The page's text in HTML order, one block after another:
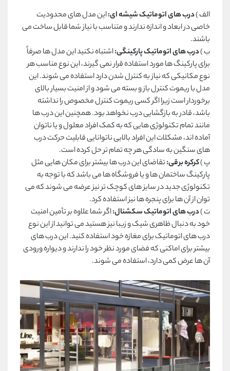
الف )درب های اتوماتیک شیشه ای:این مدل های محدودیت
خاصی در ابعاد و اندازه ندارند و متناسب با نیاز شما قابل ساخت می
باشند.
ب )درب های اتوماتیک پارکینگی:اشتباه نکنید این مدل ها صرفاً
برای پارکینگ ها مورد استفاده قرار نمی گیرند، این نوع مناسب هر
نوع مکانیکی که نیاز به کنترل شدن دارد استفاده می شوند. این
مدل با ریموت کنترل باز و بسته می شود و از امنیت بسیار بالای
برخوردار است زیرا اگر کسی ریموت کنترل مخصوص را نداشته
باشد، قادر به بازگشایی درب نخواهد بود. همچنین این درب ها
مانند تمام تکنولوژی هایی که به کمک افراد معلول و یا ناتوان
آماده اند، مشکلات این افراد بالایی ناتوانایی قابلیت حرکت درب
های سنگین به سادگی هر چه تمام تر حل کرده است.
پ )کرکره برقی:تقاضای این درب ها بیشتر برای مکان هایی مثل
پارکینگ ساختمان ها و یا فروشگاه ها می باشد که با توجه به
تکنولوژی جدید در سایز های کوچک تر نیز عرضه می شوند که می
توان از آن ها برای پنجره ها نیز استفاده کرد.
ت )درب های اتوماتیک سکشنال:اگر شما علاوه بر تأمین امنیت
خود به دنبال ظاهری شیک و زیبا نیز هستید می توانید از این نوع
درب های اتوماتیک برای مغازه خود استفاده کنید. این درب های
بیشتر برای اماکنی که فضای مورد نظر خود را ندارند و دیواره ورودی
آن ها عرض کمی دارد، استفاده می شوند.